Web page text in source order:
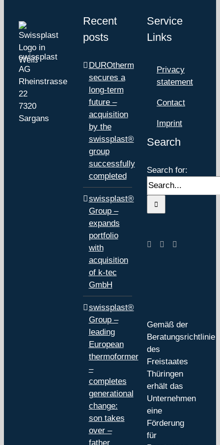
swissplast
AG
Rheinstrasse
22
7320
Sargans
Recent
posts
DUROtherm
secures a
long-term
future –
acquisition
by the
swissplast®
group
successfully
completed
swissplast®
Group –
expands
portfolio
with
acquisition
of k-tec
GmbH
swissplast®
Group –
leading
European
thermoformer
–
completes
generational
change:
son takes
over –
father
Service
Links
Privacy
statement
Contact
Imprint
Search
Search for:
Gemäß der
Beratungsrichtlinie
des
Freistaates
Thüringen
erhält das
Unternehmen
eine
Förderung
für